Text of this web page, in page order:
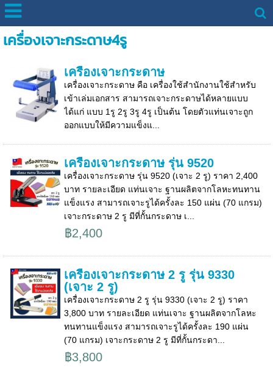
เครื่องเจาะกระดาษ4รู
เครื่องเจาะกระดาษ
เครื่องเจาะกระดาษ คือ เครื่องใช้สำนักงานใช้สำหรับ
เข้าเล่มเอกสาร สามารถเจาะกระดาษได้หลายแบบ
ได้แก่ แบบ 1รู 2รู 3รู 4รู เป็นต้น โดยตัวแท่นเจาะถูก
ออกแบบให้มีความแข็งแ...
เครื่องเจาะกระดาษ รุ่น 9520
เครื่องเจาะกระดาษ รุ่น 9520 (เจาะ 2 รู) ราคา 2,400
บาท รายละเอียด แท่นเจาะ ฐานผลิตจากโลหะทนทาน
แข็งแรง สามารถเจาะรูได้ครั้งละ 150 แผ่น (70 แกรม)
เจาะกระดาษ 2 รู มีที่กั้นกระดาษ เ...
฿2,400
เครื่องเจาะกระดาษ 2 รู รุ่น 9330
(เจาะ 2 รู)
เครื่องเจาะกระดาษ 2 รู รุ่น 9330 (เจาะ 2 รู) ราคา
3,800 บาท รายละเอียด แท่นเจาะ ฐานผลิตจากโลหะ
ทนทานแข็งแรง สามารถเจาะรูได้ครั้งละ 190 แผ่น
(70 แกรม) เจาะกระดาษ 2 รู มีที่กั้นกระดา...
฿3,800